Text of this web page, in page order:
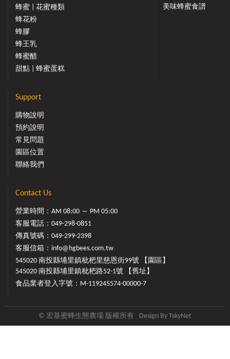
蜂蜜 | 花蜜種類
蜂花粉
蜂膠
蜂王乳
蜂蜜醋
甜點 | 蜂蜜蛋糕
美味蜂蜜食譜
Support
購物說明
預約說明
常見問題
園區位置
聯絡我們
Contact Us
營業時間：AM 08:00 ～ PM 05:00
客服電話： 049-298-0851
傳真號碼：049-299-2398
客服信箱： info@hgbees.com.tw
545020 南投縣埔里鎮枇杷里慈恩街99號 【園區】
545020 南投縣埔里鎮枇杷路52-1號 【舊址】
食品業者登入字號：M-119245574-00000-7
© 宏基蜜蜂生態農場 版權所有 Design By TskyNet